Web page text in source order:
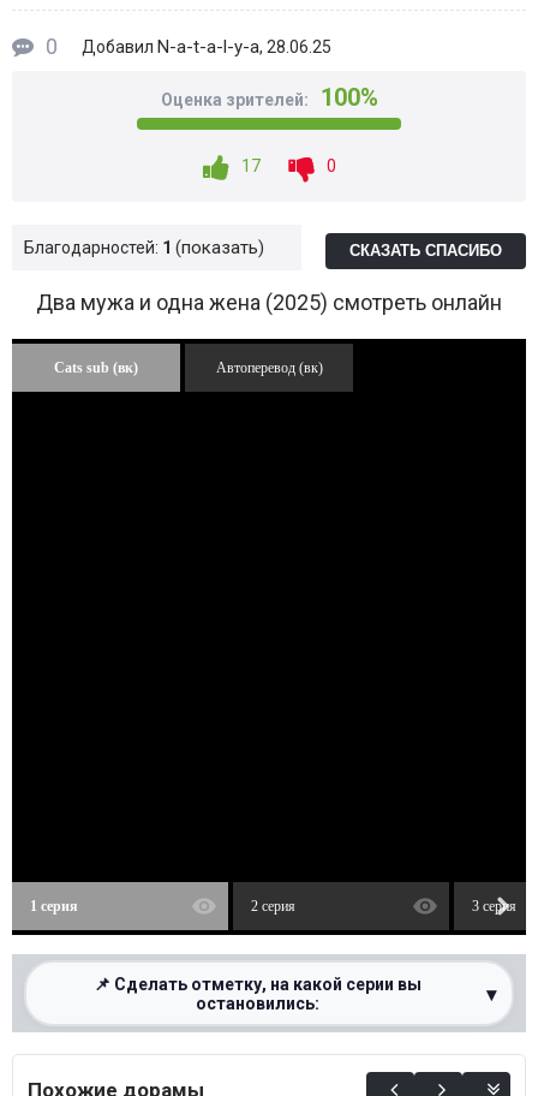
0 Добавил N-a-t-a-l-y-a, 28.06.25
Оценка зрителей: 100%
17 0
Благодарностей: 1 показать СКАЗАТЬ СПАСИБО
Два мужа и одна жена (2025) смотреть онлайн
Cats sub (вк) Автоперевод (вк)
1 серия 2 серия 3 серия
📌 Сделать отметку, на какой серии вы
остановились:
▾
0%
Похожие дорамы